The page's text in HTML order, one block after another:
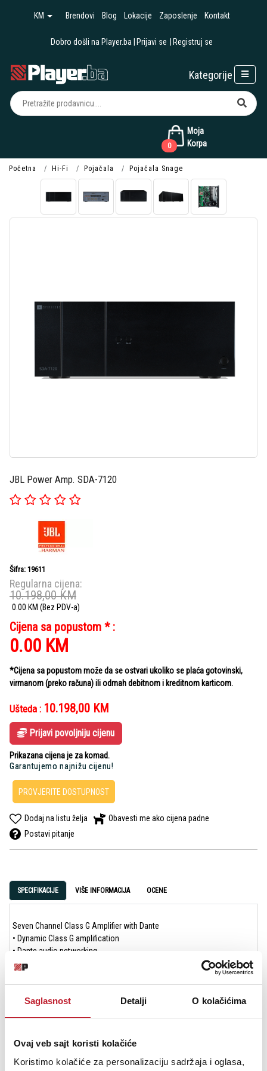
Saglasnost Detalji O kolačićima
Ovaj veb sajt koristi kolačiće
Koristimo kolačiće za personalizaciju sadržaja i oglasa,
KM Brendovi Blog Lokacije Zaposlenje Kontakt
Dobro došli na Player.ba Prijavi se Registruj se
Moja
Korpa
0
Kategorije
Početna Hi-Fi Pojačala Pojačala Snage
JBL Power Amp. SDA-7120
Šifra: 19611
Regularna cijena:
10.198,00KM
0.00 KM (Bez PDV-a)
Cijena sa popustom * :
0.00 KM
*Cijena sa popustom može da se ostvari ukoliko se plaća gotovinski,
virmanom (preko računa) ili odmah debitnom i kreditnom karticom.
Ušteda : 10.198,00 KM
Prijavi povoljniju cijenu
Prikazana cijena je za komad.
Garantujemo najnižu cijenu!
PROVJERITE DOSTUPNOST
Dodaj na listu želja
Obavesti me ako cijena padne
Postavi pitanje
SPECIFIKACIJE VIŠE INFORMACIJA OCENE
Seven Channel Class G Amplifier with Dante
• Dynamic Class G amplification
• Dante audio networking
• 100 Watts @ 8Ω with seven channels driven
• Ethernet, RS232 control